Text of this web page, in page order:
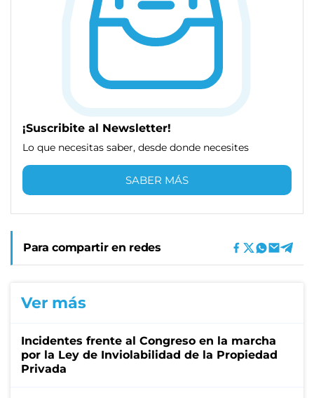
¡Suscribite al Newsletter!
Lo que necesitas saber, desde donde necesites
SABER MÁS
Para compartir en redes
Ver más
Incidentes frente al Congreso en la marcha
por la Ley de Inviolabilidad de la Propiedad
Privada